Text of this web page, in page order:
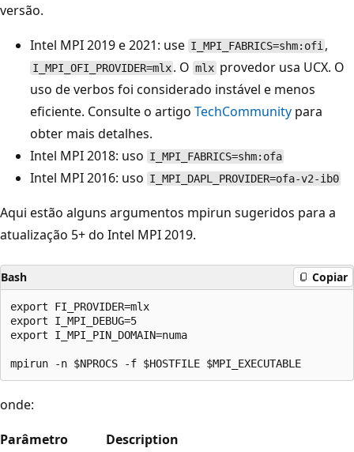
versão.
Intel MPI 2019 e 2021: use I_MPI_FABRICS=shm:ofi ,
I_MPI_OFI_PROVIDER=mlx . Omlxprovedor usa UCX. O
uso de verbos foi considerado instável e menos
eficiente. Consulte o artigo TechCommunity para
obter mais detalhes.
Intel MPI 2018: uso I_MPI_FABRICS=shm:ofa
Intel MPI 2016: uso I_MPI_DAPL_PROVIDER=ofa-v2-ib0
Aqui estão alguns argumentos mpirun sugeridos para a
atualização 5+ do Intel MPI 2019.
Bash Copiar
export FI_PROVIDER=mlx
export I_MPI_DEBUG=5
export I_MPI_PIN_DOMAIN=numa
onde:
Parâmetro
Description